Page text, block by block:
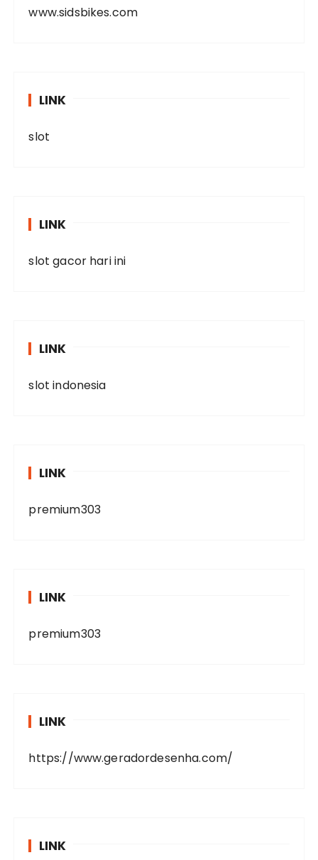
www.sidsbikes.com
LINK
slot
LINK
slot gacor hari ini
LINK
slot indonesia
LINK
premium303
LINK
premium303
LINK
https://www.geradordesenha.com/
LINK